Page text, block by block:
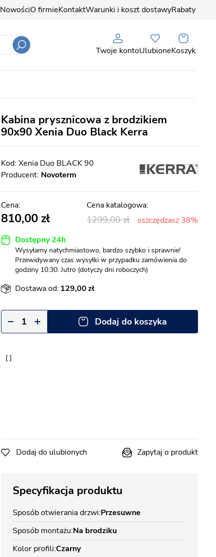
NowościO firmieKontaktWarunki i koszt dostawyRabaty
Twoje kontoUlubioneKoszyk
Kabina prysznicowa z brodzikiem
90x90 Xenia Duo Black Kerra
Xenia Duo BLACK 90
Producent: Novoterm
810,00 1299,00
oszczędzasz 38%
Dostępny 24h
Wysyłamy natychmiastowo, bardzo szybko i sprawnie!
Przewidywany czas wysyłki w przypadku zamówienia do
godziny 10:30: Jutro (dotyczy dni roboczych)
Dostawa od: 129,00
Dodaj do koszyka
Dodaj do ulubionych Zapytaj o produkt
Specyfikacja produktu
Sposób otwierania drzwi Przesuwne
Sposób montażu Na brodziku
Kolor profili Czarny